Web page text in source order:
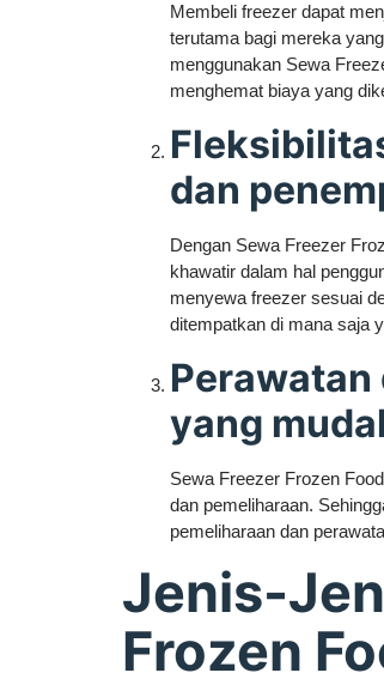
Membeli freezer dapat
terutama bagi mereka
menggunakan Sewa
menghemat biaya yang
dan
Dengan Sewa Freezer
khawatir dalam hal
menyewa freezer sesuai
ditempatkan di mana saja
Perawatan
yang
Sewa Freezer Frozen
dan pemeliharaan.
pemeliharaan dan
Jenis-
Frozen